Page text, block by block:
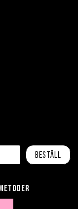
Beställ